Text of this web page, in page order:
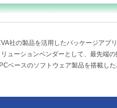
社の製品を活用したパッケージアプ
ューションベンダーとして、最先端
ベースのソフトウェア製品を搭載し